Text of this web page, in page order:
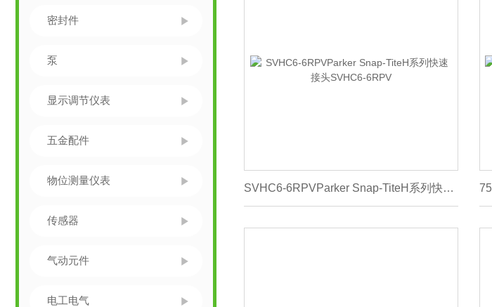
密封件
泵
显示调节仪表
五金配件
物位测量仪表
传感器
气动元件
电工电气
SVHC6-6RPVParker Snap-TiteH系列快速接头SVHC6-6RPV